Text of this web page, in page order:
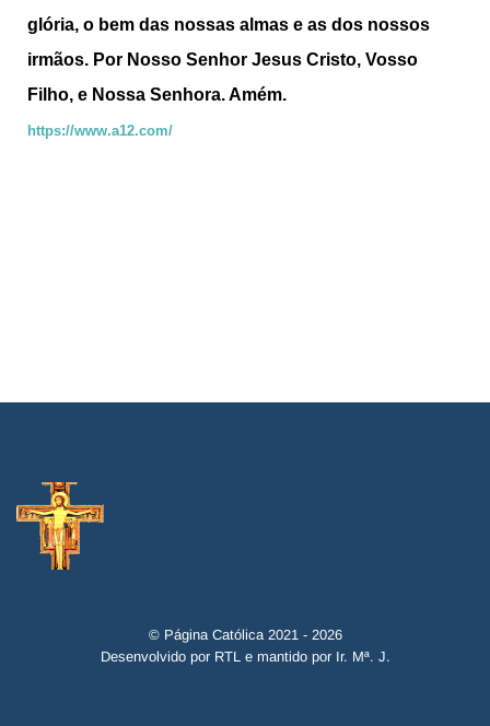
glória, o bem das nossas almas e as dos nossos
irmãos. Por Nosso Senhor Jesus Cristo, Vosso
Filho, e Nossa Senhora. Amém.
https://www.a12.com/
© Página Católica 2021 - 2026
Desenvolvido por RTL e mantido por Ir. Mª. J.